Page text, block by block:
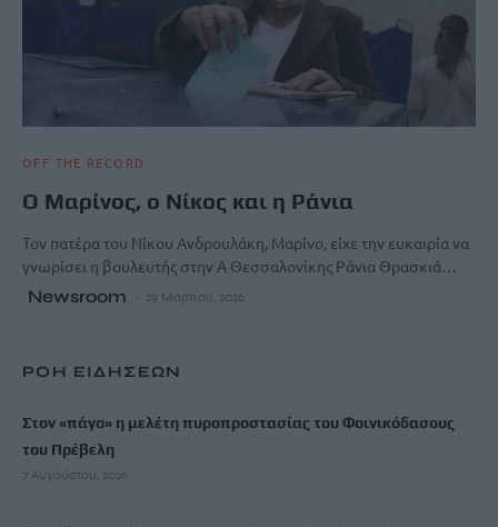
OFF THE RECORD
Ο Μαρίνος, ο Νίκος και η Ράνια
Τον πατέρα του Νίκου Ανδρουλάκη, Μαρίνο, είχε την ευκαιρία να
γνωρίσει η βουλευτής στην Α Θεσσαλονίκης Ράνια Θρασκιά…
Newsroom 29 Μαρτίου, 2026
ΡΟΗ ΕΙΔΗΣΕΩΝ
Στον «πάγο» η μελέτη πυροπροστασίας του Φοινικόδασους
του Πρέβελη
7 Αυγούστου, 2026